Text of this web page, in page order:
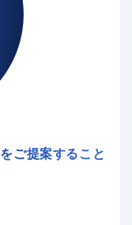
ご提案すること